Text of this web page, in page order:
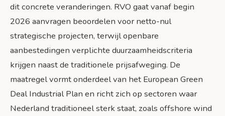
Conclusie: Europa’s groene industriële revolutie
Bronnen
dit concrete veranderingen. RVO gaat vanaf begin
2026 aanvragen beoordelen voor netto-nul
strategische projecten, terwijl openbare
aanbestedingen verplichte duurzaamheidscriteria
krijgen naast de traditionele prijsafweging. De
maatregel vormt onderdeel van het European Green
Deal Industrial Plan en richt zich op sectoren waar
Nederland traditioneel sterk staat, zoals offshore wind